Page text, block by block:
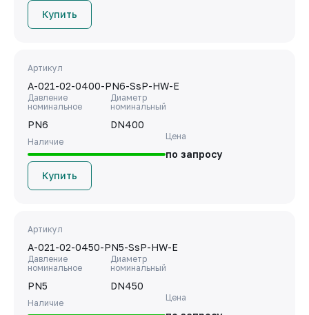
Купить
Артикул
A-021-02-0400-PN6-SsP-HW-E
Давление
номинальное
PN6
Диаметр
номинальный
DN400
Наличие
Цена
по запросу
Купить
Артикул
A-021-02-0450-PN5-SsP-HW-E
Давление
номинальное
PN5
Диаметр
номинальный
DN450
Наличие
Цена